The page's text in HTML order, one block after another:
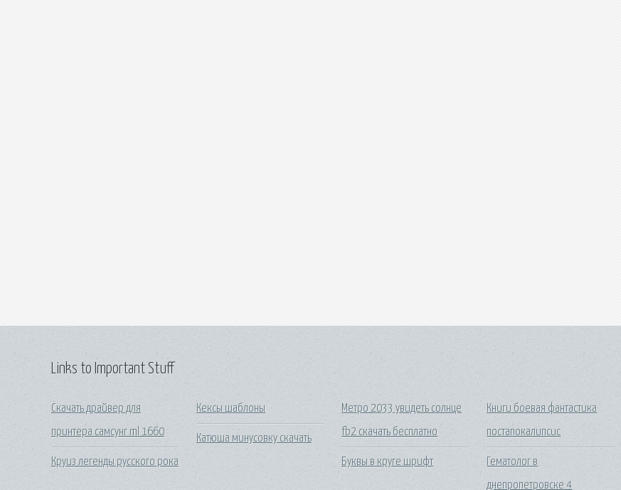
Links to Important Stuff
Скачать драйвер для
принтера самсунг ml 1660
Круиз легенды русского рока
Кексы шаблоны
Катюша минусовку скачать
Метро 2033 увидеть солнце
fb2 скачать бесплатно
Буквы в круге шрифт
Книги боевая фантастика
постапокалипсис
Гематолог в
днепропетровске 4